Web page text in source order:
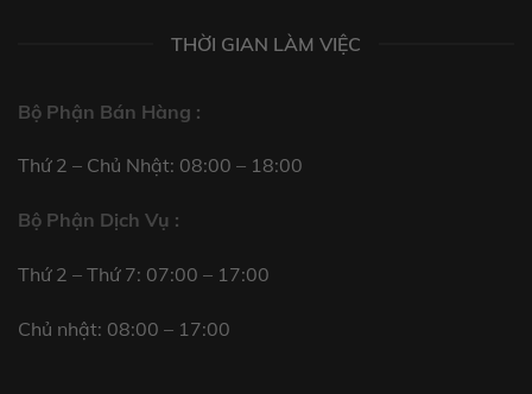
THỜI GIAN LÀM VIỆC
Bộ Phận Bán Hàng :
Thứ 2 – Chủ Nhật: 08:00 – 18:00
Bộ Phận Dịch Vụ :
Thứ 2 – Thứ 7: 07:00 – 17:00
Chủ nhật: 08:00 – 17:00